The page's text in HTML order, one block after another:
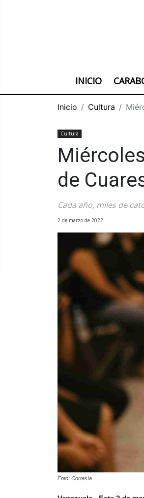
INICIO
Inicio Cultura
Cultura
de
Cada año, miles de
2 de marzo de 2022
Foto: Cortesía